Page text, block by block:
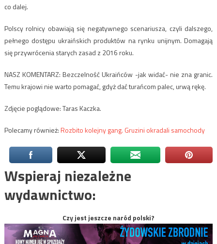
co dalej.
Polscy rolnicy obawiają się negatywnego scenariusza, czyli dalszego,
pełnego dostępu ukraińskich produktów na rynku unijnym. Domagają
się przywrócenia starych zasad z 2016 roku.
NASZ KOMENTARZ: Bezczelność Ukraińców -jak widać- nie zna granic.
Temu krajowi nie warto pomagać, gdyż dać turańcom palec, urwą rękę.
Zdjęcie poglądowe: Taras Kaczka.
Polecamy również:Rozbito kolejny gang. Gruzini okradali samochody
Wspieraj niezależne
wydawnictwo:
Czy jest jeszcze naród polski?